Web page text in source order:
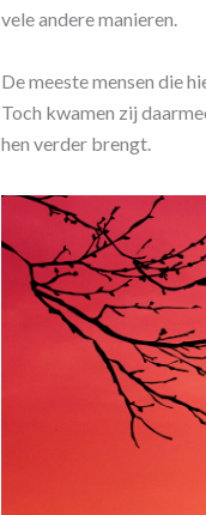
vele andere manieren.
De meeste mensen die
Toch kwamen zij
hen verder brengt.